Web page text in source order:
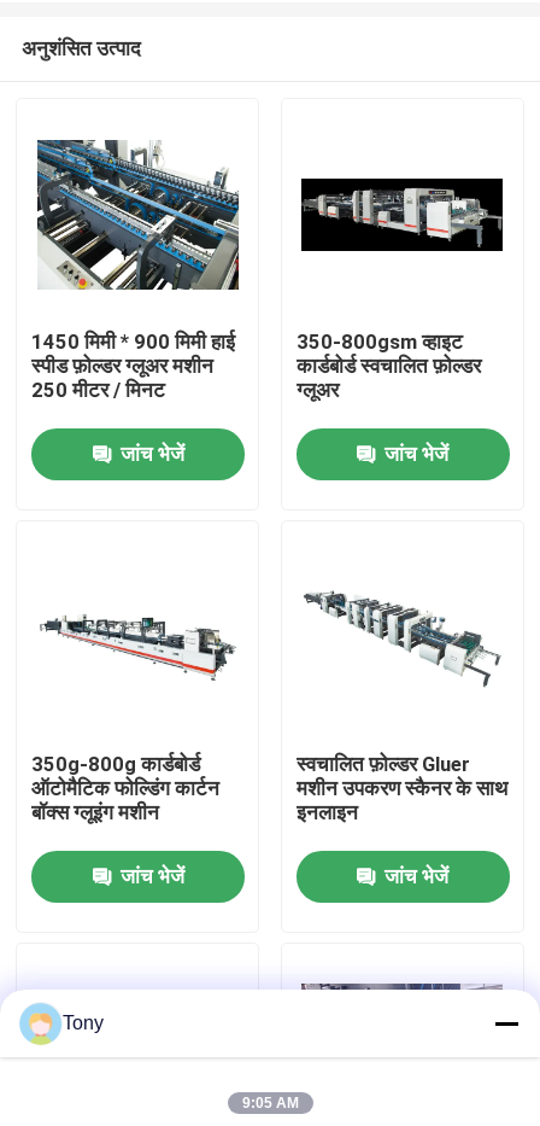
घर
कारखाने का दौरा
हमसे संपर्क करें
समाचार
उद्धरण मांगें
अनुशंसित उत्पाद
1450 मिमी * 900 मिमी हाई
स्पीड फ़ोल्डर ग्लूअर मशीन
250 मीटर / मिनट
जांच भेजें
350-800gsm व्हाइट
कार्डबोर्ड स्वचालित फ़ोल्डर
ग्लूअर
जांच भेजें
350g-800g कार्डबोर्ड
ऑटोमैटिक फोल्डिंग कार्टन
बॉक्स ग्लूइंग मशीन
जांच भेजें
स्वचालित फ़ोल्डर Gluer
मशीन उपकरण स्कैनर के साथ
इनलाइन
जांच भेजें
Tony
9:05 AM